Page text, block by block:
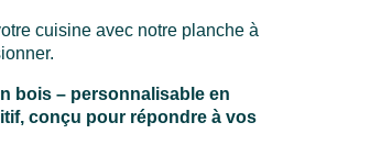
cuisine avec notre planche à
bois – personnalisable en
conçu pour répondre à vos